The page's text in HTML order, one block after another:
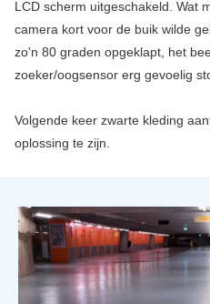
LCD scherm uitgeschakeld. Wat
camera kort voor de buik wilde
zo'n 80 graden opgeklapt, het
zoeker/oogsensor erg gevoelig
Volgende keer zwarte kleding
oplossing te zijn.